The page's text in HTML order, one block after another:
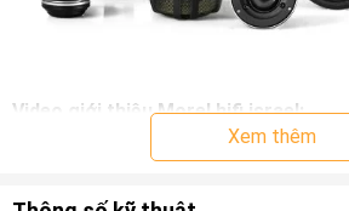
Video giới thiệu Morel hifi israel:
Xem thêm